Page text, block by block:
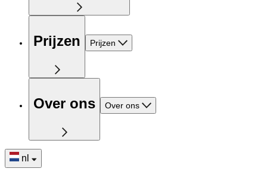
Prijzen Prijzen
Over ons Over ons
nl